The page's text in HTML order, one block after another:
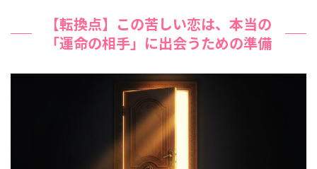
【転換点】この苦しい恋は、本当の
「運命の相手」に出会うための準備